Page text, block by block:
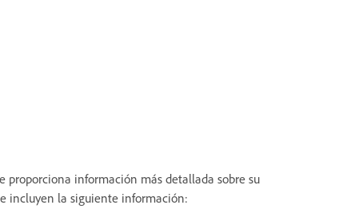
proporciona información más detallada sobre su
incluyen la siguiente información: